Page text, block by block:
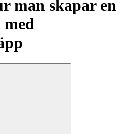
man skapar en